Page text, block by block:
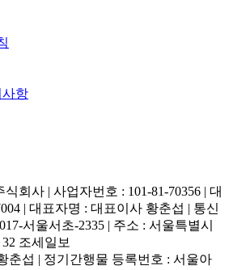
사항
회사 | 사업자번호 : 101-81-70356 | 대
| 대표자명 : 대표이사 황춘섭 | 통신
서울서초-2335 | 주소 : 서울특별시
조세일보
춘섭 | 정기간행물 등록번호 : 서울아